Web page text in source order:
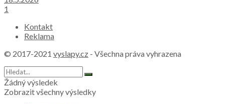
1
Kontakt
Reklama
© 2017-2021 vyslapy.cz - Všechna práva vyhrazena
Žádný výsledek
Zobrazit všechny výsledky